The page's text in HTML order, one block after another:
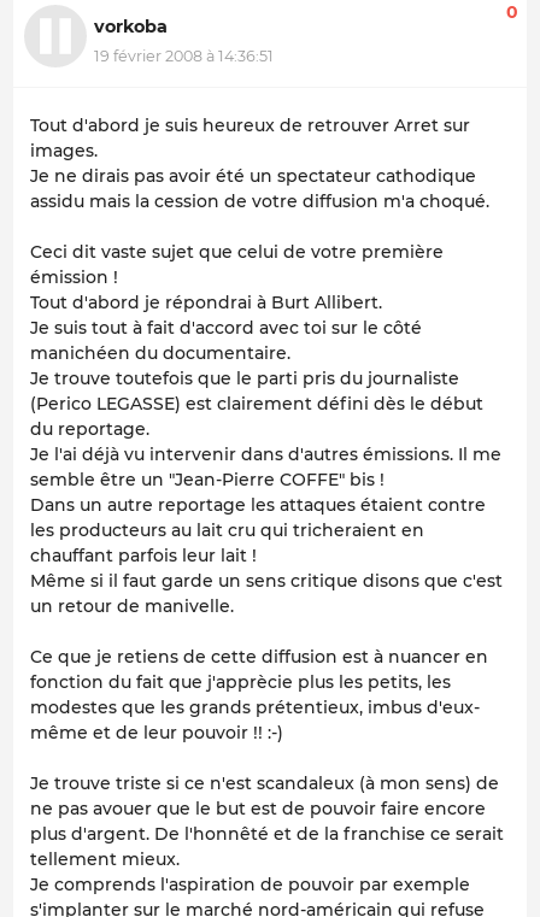
vorkoba
19 février 2008 à 14:36:51
0
Tout d'abord je suis heureux de retrouver Arret sur
images.
Je ne dirais pas avoir été un spectateur cathodique
assidu mais la cession de votre diffusion m'a choqué.
Ceci dit vaste sujet que celui de votre première
émission !
Tout d'abord je répondrai à Burt Allibert.
Je suis tout à fait d'accord avec toi sur le côté
manichéen du documentaire.
Je trouve toutefois que le parti pris du journaliste
(Perico LEGASSE) est clairement défini dès le début
du reportage.
Je l'ai déjà vu intervenir dans d'autres émissions. Il me
semble être un "Jean-Pierre COFFE" bis !
Dans un autre reportage les attaques étaient contre
les producteurs au lait cru qui tricheraient en
chauffant parfois leur lait !
Même si il faut garde un sens critique disons que c'est
un retour de manivelle.
Ce que je retiens de cette diffusion est à nuancer en
fonction du fait que j'apprècie plus les petits, les
modestes que les grands prétentieux, imbus d'eux-
même et de leur pouvoir !! :-)
Je trouve triste si ce n'est scandaleux (à mon sens) de
ne pas avouer que le but est de pouvoir faire encore
plus d'argent. De l'honnêté et de la franchise ce serait
tellement mieux.
Je comprends l'aspiration de pouvoir par exemple
s'implanter sur le marché nord-américain qui refuse